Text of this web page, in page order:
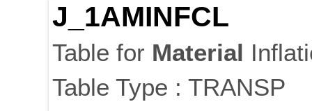
J_1AMINFCL
Table for Material
Table Type : TRANSP